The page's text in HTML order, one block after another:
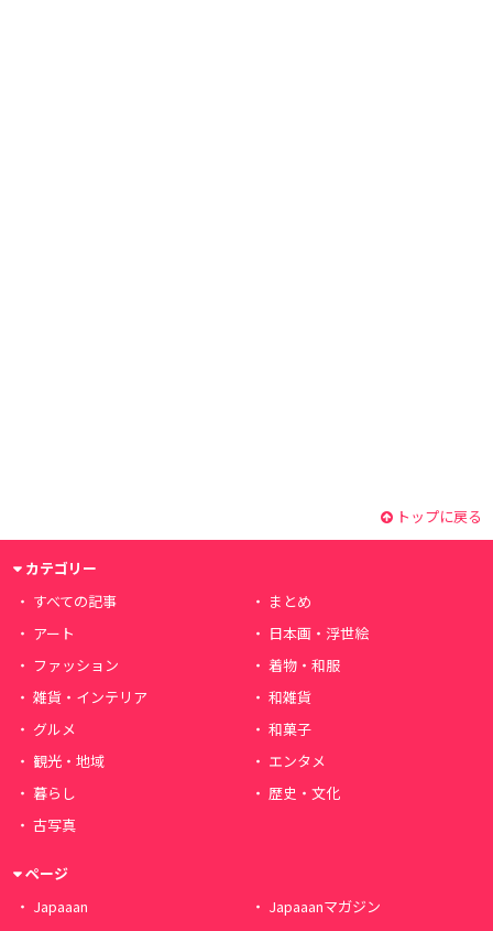
トップに戻る
カテゴリー
すべての記事
まとめ
アート
日本画・浮世絵
ファッション
着物・和服
雑貨・インテリア
和雑貨
グルメ
和菓子
観光・地域
エンタメ
暮らし
歴史・文化
古写真
ページ
Japaaan
Japaaanマガジン